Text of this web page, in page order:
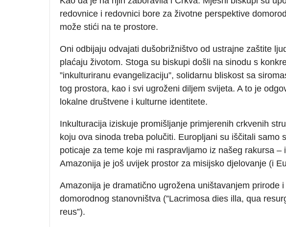
redovnice i redovnici bore za životne perspektive
može stići na te prostore.
Oni odbijaju odvajati dušobrižništvo od ustrajne zaštite
plaćaju životom. Stoga su biskupi došli na sinodu s
”inkulturiranu evangelizaciju”, solidarnu bliskost sa
tog prostora, kao i svi ugroženi diljem svijeta. A to je
lokalne društvene i kulturne identitete.
Inkulturacija iziskuje promišljanje primjerenih crkvenih
koju ova sinoda treba polučiti. Europljani su iščitali samo
poticaje za teme koje mi raspravljamo iz našeg rakursa –
Amazonija je još uvijek prostor za misijsko djelovanje (i
Amazonija je dramatično ugrožena uništavanjem prirode
domorodnog stanovništva (”Lacrimosa dies illa, qua
reus”).